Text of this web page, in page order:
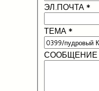
ЭЛ.ПОЧТА*
ТЕМА*
СООБЩЕНИЕ